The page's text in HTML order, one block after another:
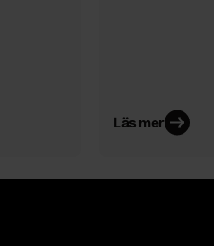
Läs mer